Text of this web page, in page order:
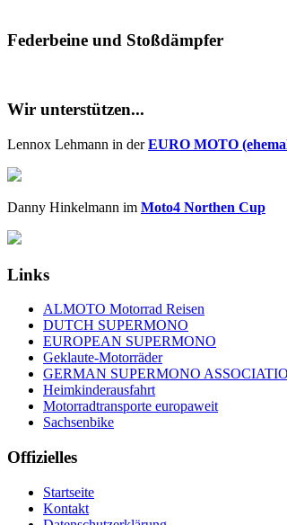
Federbeine und Stoßdämpfer
Wir unterstützen...
Lennox Lehmann in derEURO MOTO
Danny Hinkelmann im Moto4 Northen Cup
Links
ALMOTO Motorrad Reisen
DUTCH SUPERMONO
EUROPEAN SUPERMONO
Geklaute-Motorräder
GERMAN SUPERMONO
Heimkinderausfahrt
Motorradtransporte europaweit
Sachsenbike
Offizielles
Startseite
Kontakt